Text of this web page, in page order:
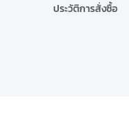
ประวัติการสั่งซื้อ